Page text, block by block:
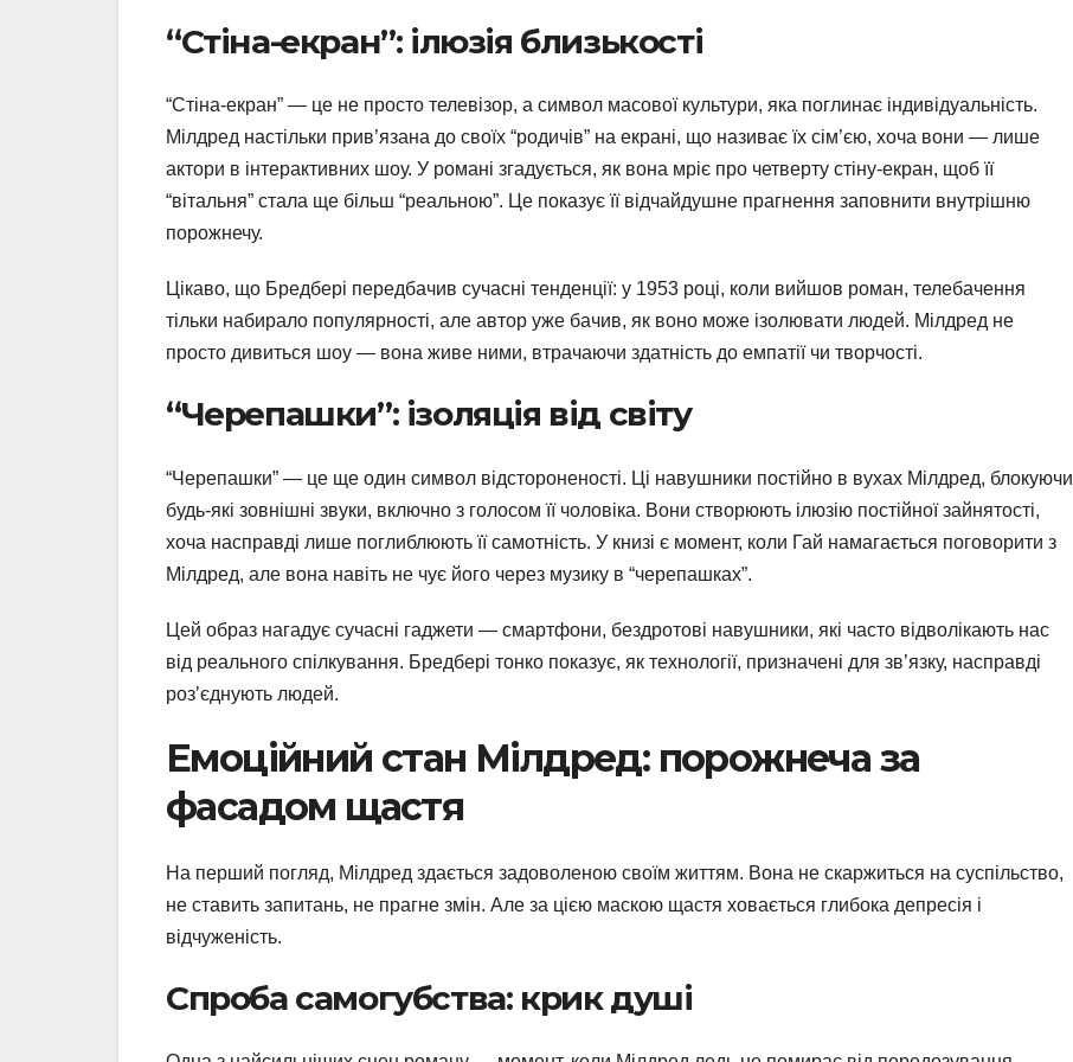
“Стіна-екран”: ілюзія близькості
“Стіна-екран” — це не просто телевізор, а символ масової культури, яка поглинає індивідуальність.
Мілдред настільки прив’язана до своїх “родичів” на екрані, що називає їх сім’єю, хоча вони — лише
актори в інтерактивних шоу. У романі згадується, як вона мріє про четверту стіну-екран, щоб її
“вітальня” стала ще більш “реальною”. Це показує її відчайдушне прагнення заповнити внутрішню
порожнечу.
Цікаво, що Бредбері передбачив сучасні тенденції: у 1953 році, коли вийшов роман, телебачення
тільки набирало популярності, але автор уже бачив, як воно може ізолювати людей. Мілдред не
просто дивиться шоу — вона живе ними, втрачаючи здатність до емпатії чи творчості.
“Черепашки”: ізоляція від світу
“Черепашки” — це ще один символ відстороненості. Ці навушники постійно в вухах Мілдред, блокуючи
будь-які зовнішні звуки, включно з голосом її чоловіка. Вони створюють ілюзію постійної зайнятості,
хоча насправді лише поглиблюють її самотність. У книзі є момент, коли Гай намагається поговорити з
Мілдред, але вона навіть не чує його через музику в “черепашках”.
Цей образ нагадує сучасні гаджети — смартфони, бездротові навушники, які часто відволікають нас
від реального спілкування. Бредбері тонко показує, як технології, призначені для зв’язку, насправді
роз’єднують людей.
Емоційний стан Мілдред: порожнеча за
фасадом щастя
На перший погляд, Мілдред здається задоволеною своїм життям. Вона не скаржиться на суспільство,
не ставить запитань, не прагне змін. Але за цією маскою щастя ховається глибока депресія і
відчуженість.
Спроба самогубства: крик душі